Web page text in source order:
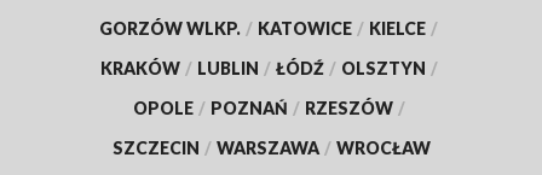
GORZÓW WLKP. / KATOWICE / KIELCE /
KRAKÓW / LUBLIN / ŁÓDŹ / OLSZTYN /
OPOLE / POZNAŃ / RZESZÓW /
SZCZECIN / WARSZAWA / WROCŁAW